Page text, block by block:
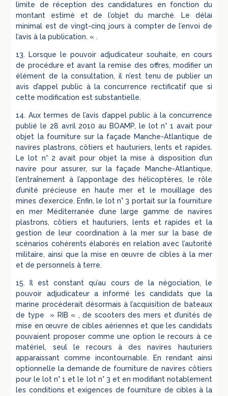
limite de réception des candidatures en fonction du
montant estimé et de l’objet du marché. Le délai
minimal est de vingt-cinq jours à compter de l’envoi de
l’avis à la publication. « .
13. Lorsque le pouvoir adjudicateur souhaite, en cours
de procédure et avant la remise des offres, modifier un
élément de la consultation, il n’est tenu de publier un
avis d’appel public à la concurrence rectificatif que si
cette modification est substantielle.
14. Aux termes de l’avis d’appel public à la concurrence
publié le 28 avril 2010 au BOAMP, le lot n° 1 avait pour
objet la fourniture sur la façade Manche-Atlantique de
navires plastrons, côtiers et hauturiers, lents et rapides.
Le lot n° 2 avait pour objet la mise à disposition d’un
navire pour assurer, sur la façade Manche-Atlantique,
l’entraînement à l’appontage des hélicoptères, le rôle
d’unité précieuse en haute mer et le mouillage des
mines d’exercice. Enfin, le lot n° 3 portait sur la fourniture
en mer Méditerranée d’une large gamme de navires
plastrons, côtiers et hauturiers, lents et rapides et la
gestion de leur coordination à la mer sur la base de
scénarios cohérents élaborés en relation avec l’autorité
militaire, ainsi que la mise en œuvre de cibles à la mer
et de personnels à terre.
15. Il est constant qu’au cours de la négociation, le
pouvoir adjudicateur a informé les candidats que la
marine procéderait désormais à l’acquisition de bateaux
de type » RIB « , de scooters des mers et d’unités de
mise en œuvre de cibles aériennes et que les candidats
pouvaient proposer comme une option le recours à ce
matériel, seul le recours à des navires hauturiers
apparaissant comme incontournable. En rendant ainsi
optionnelle la demande de fourniture de navires côtiers
pour le lot n° 1 et le lot n° 3 et en modifiant notablement
les conditions et exigences de fourniture de cibles à la